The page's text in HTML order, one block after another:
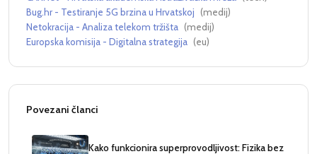
Bug.hr - Testiranje 5G brzina u Hrvatskoj (medij)
Netokracija - Analiza telekom tržišta (medij)
Europska komisija - Digitalna strategija (eu)
Povezani članci
Kako funkcionira superprovodljivost: Fizika bez